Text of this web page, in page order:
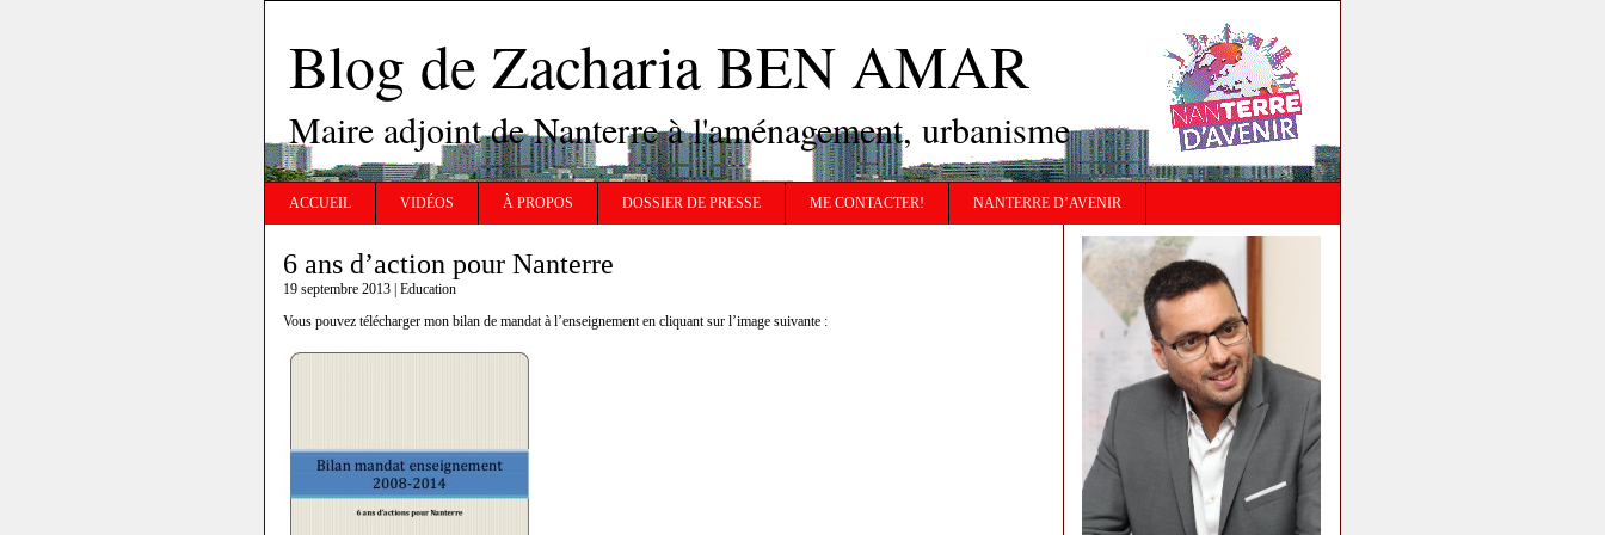
Blog de Zacharia BEN AMAR
Maire adjoint de Nanterre à l'aménagement, urbanisme
ACCUEIL VIDÉOS À PROPOS DOSSIER DE PRESSE ME CONTACTER! NANTERRE D’AVENIR
6 ans d’action pour Nanterre
19 septembre 2013 | Education
Vous pouvez télécharger mon bilan de mandat à l’enseignement en cliquant sur l’image suivante :